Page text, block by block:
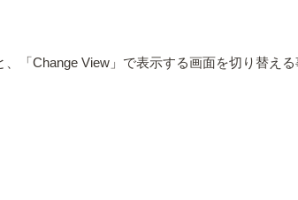
「Change View」で表示する画面を切り替える